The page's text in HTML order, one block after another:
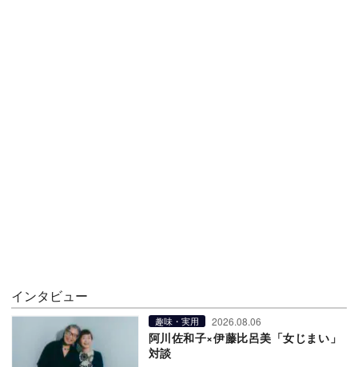
インタビュー
趣味・実用 2026.08.06
阿川佐和子×伊藤比呂美「女じまい」
対談